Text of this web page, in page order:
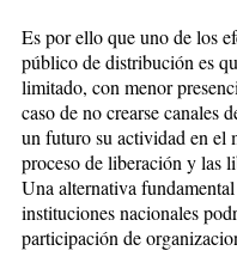
Es por ello que uno de los
público de distribución es
limitado, con menor
caso de no crearse canales
un futuro su actividad en el
proceso de liberación y las
Una alternativa
instituciones nacionales
participación de